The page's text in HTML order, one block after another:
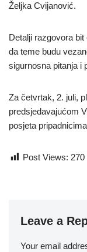
Željka Cvijanović.
Detalji razgovora
da teme budu
sigurnosna pitanja i
Za četvrtak, 2. juli,
predsjedavajućom
posjeta
Post Views: 270
Leave a
Your email